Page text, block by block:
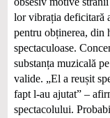
lor vibrația deficitară
pentru obținerea, din
spectaculoase.
substanța muzicală
valide. „El a reușit
fapt l-au ajutat” –
spectacolului.